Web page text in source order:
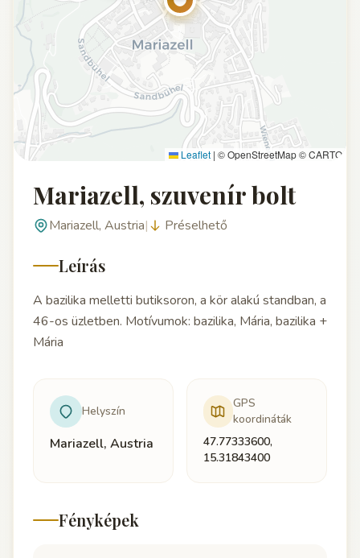
Leaflet | © OpenStreetMap © CARTO
Mariazell, szuvenír bolt
Mariazell, Austria| Préselhető
Leírás
A bazilika melletti butiksoron, a kör alakú standban, a
46-os üzletben. Motívumok: bazilika, Mária, bazilika +
Mária
Helyszín
Mariazell, Austria
GPS
koordináták
47.77333600,
15.31843400
Fényképek